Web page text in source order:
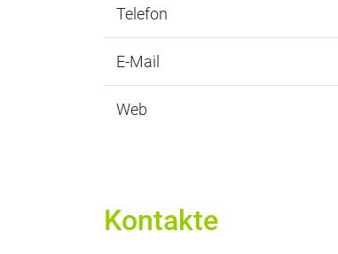
Telefon
E-Mail
Web
Kontakte